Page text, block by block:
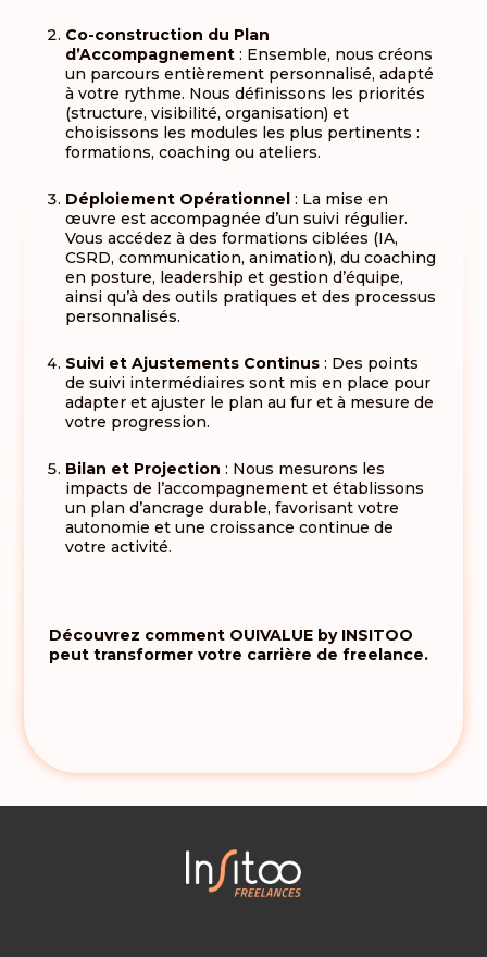
Co-construction du Plan
d’Accompagnement: Ensemble, nous créons
un parcours entièrement personnalisé, adapté
à votre rythme. Nous définissons les priorités
(structure, visibilité, organisation) et
choisissons les modules les plus pertinents :
formations, coaching ou ateliers.
Déploiement Opérationnel : La mise en
œuvre est accompagnée d’un suivi régulier.
Vous accédez à des formations ciblées (IA,
CSRD, communication, animation), du coaching
en posture, leadership et gestion d’équipe,
ainsi qu’à des outils pratiques et des processus
personnalisés.
Suivi et Ajustements Continus: Des points
de suivi intermédiaires sont mis en place pour
adapter et ajuster le plan au fur et à mesure de
votre progression.
Bilan et Projection : Nous mesurons les
impacts de l’accompagnement et établissons
un plan d’ancrage durable, favorisant votre
autonomie et une croissance continue de
votre activité.
Découvrez comment OUIVALUE by INSITOO
peut transformer votre carrière de freelance.